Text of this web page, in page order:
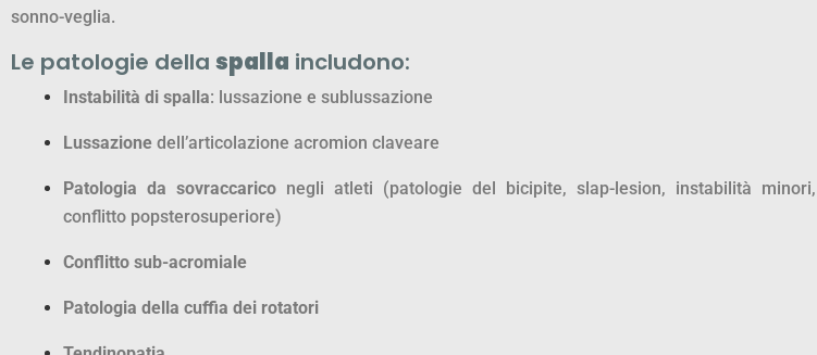
sonno-veglia.
Le patologie della spalla includono:
Instabilità di spalla: lussazione e sublussazione
Lussazione dell’articolazione acromion claveare
Patologia da sovraccarico negli atleti (patologie del bicipite, slap-lesion, instabilità minori,
conflitto popsterosuperiore)
Conflitto sub-acromiale
Patologia della cuffia dei rotatori